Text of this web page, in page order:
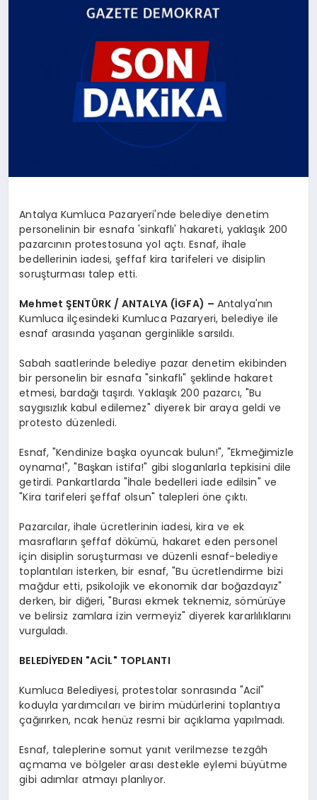
Antalya Kumluca Pazaryeri'nde belediye denetim
personelinin bir esnafa 'sinkaflı' hakareti, yaklaşık 200
pazarcının protestosuna yol açtı. Esnaf, ihale
bedellerinin iadesi, şeffaf kira tarifeleri ve disiplin
soruşturması talep etti.
Mehmet ŞENTÜRK / ANTALYA (İGFA) – Antalya'nın
Kumluca ilçesindeki Kumluca Pazaryeri, belediye ile
esnaf arasında yaşanan gerginlikle sarsıldı.
Sabah saatlerinde belediye pazar denetim ekibinden
bir personelin bir esnafa "sinkaflı" şeklinde hakaret
etmesi, bardağı taşırdı. Yaklaşık 200 pazarcı, "Bu
saygısızlık kabul edilemez" diyerek bir araya geldi ve
protesto düzenledi.
Esnaf, "Kendinize başka oyuncak bulun!", "Ekmeğimizle
oynama!", "Başkan istifa!" gibi sloganlarla tepkisini dile
getirdi. Pankartlarda "İhale bedelleri iade edilsin" ve
"Kira tarifeleri şeffaf olsun" talepleri öne çıktı.
Pazarcılar, ihale ücretlerinin iadesi, kira ve ek
masrafların şeffaf dökümü, hakaret eden personel
için disiplin soruşturması ve düzenli esnaf-belediye
toplantıları isterken, bir esnaf, "Bu ücretlendirme bizi
mağdur etti, psikolojik ve ekonomik dar boğazdayız"
derken, bir diğeri, "Burası ekmek teknemiz, sömürüye
ve belirsiz zamlara izin vermeyiz" diyerek kararlılıklarını
vurguladı.
BELEDİYEDEN "ACİL" TOPLANTI
Kumluca Belediyesi, protestolar sonrasında "Acil"
koduyla yardımcıları ve birim müdürlerini toplantıya
çağırırken, ncak henüz resmi bir açıklama yapılmadı.
Esnaf, taleplerine somut yanıt verilmezse tezgâh
açmama ve bölgeler arası destekle eylemi büyütme
gibi adımlar atmayı planlıyor.